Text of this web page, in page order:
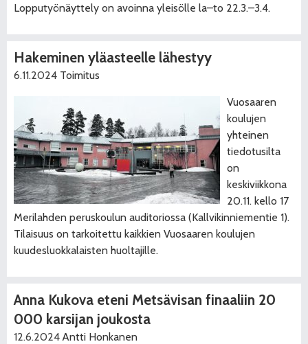
Lopputyönäyttely on avoinna yleisölle la–to 22.3.–3.4.
Hakeminen yläasteelle lähestyy
6.11.2024 Toimitus
Vuosaaren
koulujen
yhteinen
tiedotusilta
on
keskiviikkona
20.11. kello 17
Merilahden peruskoulun auditoriossa (Kallvikinniementie 1).
Tilaisuus on tarkoitettu kaikkien Vuosaaren koulujen
kuudesluokkalaisten huoltajille.
Anna Kukova eteni Metsävisan finaaliin 20
000 karsijan joukosta
12.6.2024 Antti Honkanen